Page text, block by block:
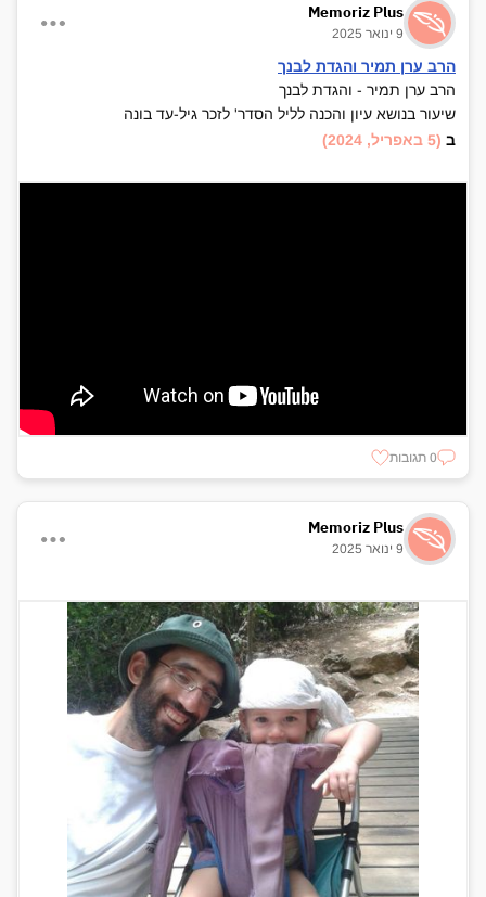
Memoriz Plus
9 ינואר 2025
הרב ערן תמיר והגדת לבנך
הרב ערן תמיר - והגדת לבנך
שיעור בנושא עיון והכנה לליל הסדר' לזכר גיל-עד בונה
ב (5 באפריל, 2024)
0 תגובות
Memoriz Plus
9 ינואר 2025